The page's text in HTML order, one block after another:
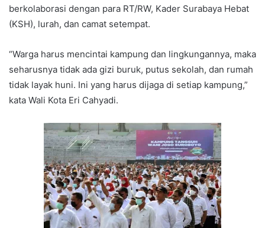
berkolaborasi dengan para RT/RW, Kader Surabaya Hebat
(KSH), lurah, dan camat setempat.
“Warga harus mencintai kampung dan lingkungannya, maka
seharusnya tidak ada gizi buruk, putus sekolah, dan rumah
tidak layak huni. Ini yang harus dijaga di setiap kampung,”
kata Wali Kota Eri Cahyadi.